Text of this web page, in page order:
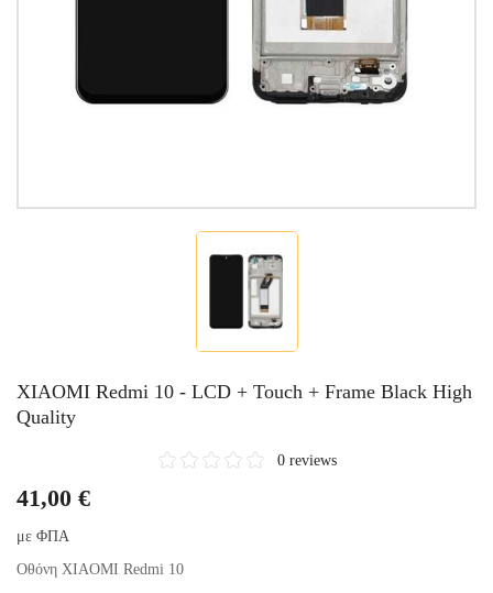
XIAOMI Redmi 10 - LCD + Touch + Frame Black High
Quality
0 reviews
41,00 €
με ΦΠΑ
Οθόνη XIAOMI Redmi 10